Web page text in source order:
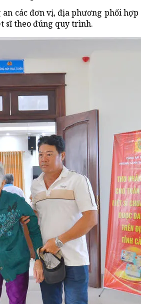
các đơn vị, địa phương phối
sĩ theo đúng quy trình.